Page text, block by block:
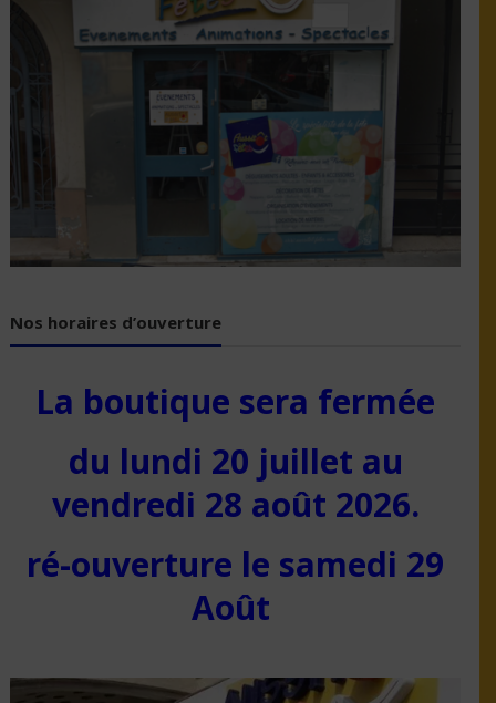
Nos horaires d’ouverture
La boutique sera fermée
du lundi 20 juillet au
vendredi 28 août 2026.
ré-ouverture le samedi 29
Août